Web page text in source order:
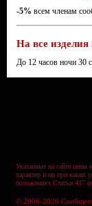
-5% всем членам
На все
До 12 часов ночи 30
Указанные на сайте цены
характер и ни при каких
положениях Статьи 437
© 2006-2026